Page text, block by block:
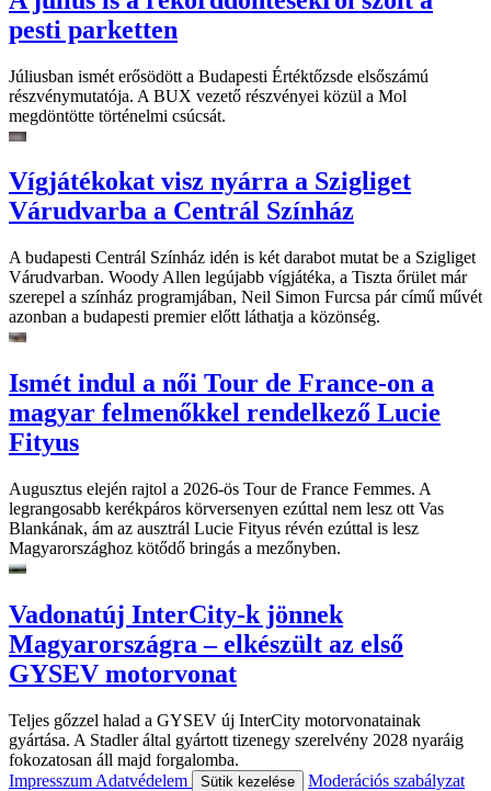
pesti parketten
Júliusban ismét erősödött a Budapesti Értéktőzsde elsőszámú
részvénymutatója. A BUX vezető részvényei közül a Mol
megdöntötte történelmi csúcsát.
Vígjátékokat visz nyárra a Szigliget
Várudvarba a Centrál Színház
A budapesti Centrál Színház idén is két darabot mutat be a Szigliget
Várudvarban. Woody Allen legújabb vígjátéka, a Tiszta őrület már
szerepel a színház programjában, Neil Simon Furcsa pár című művét
azonban a budapesti premier előtt láthatja a közönség.
Ismét indul a női Tour de France-on a
magyar felmenőkkel rendelkező Lucie
Fityus
Augusztus elején rajtol a 2026-ös Tour de France Femmes. A
legrangosabb kerékpáros körversenyen ezúttal nem lesz ott Vas
Blankának, ám az ausztrál Lucie Fityus révén ezúttal is lesz
Magyarországhoz kötődő bringás a mezőnyben.
Vadonatúj InterCity-k jönnek
Magyarországra – elkészült az első
GYSEV motorvonat
Teljes gőzzel halad a GYSEV új InterCity motorvonatainak
gyártása. A Stadler által gyártott tizenegy szerelvény 2028 nyaráig
fokozatosan áll majd forgalomba.
Impresszum Adatvédelem Sütik kezelése
Moderációs szabályzat